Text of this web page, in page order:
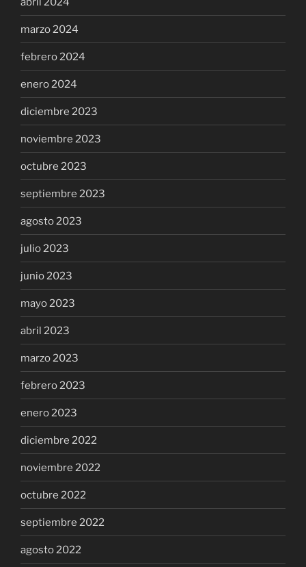
marzo 2024
febrero 2024
enero 2024
diciembre 2023
noviembre 2023
octubre 2023
septiembre 2023
agosto 2023
julio 2023
junio 2023
mayo 2023
abril 2023
marzo 2023
febrero 2023
enero 2023
diciembre 2022
noviembre 2022
octubre 2022
septiembre 2022
agosto 2022